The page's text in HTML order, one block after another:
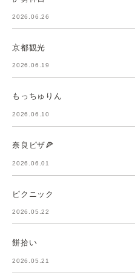
2026.06.26
京都観光
2026.06.19
もっちゅりん
2026.06.10
奈良ピザ🍕
2026.06.01
ピクニック
2026.05.22
餅拾い
2026.05.21